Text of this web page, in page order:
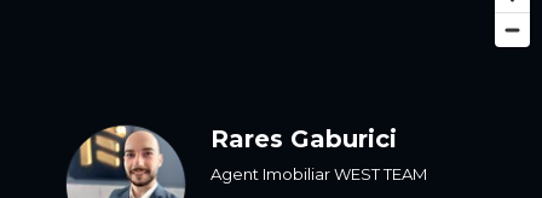
Rares Gaburici
Agent Imobiliar WEST TEAM